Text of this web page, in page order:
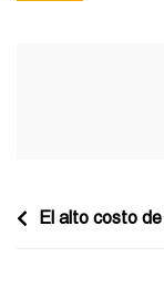
Navegación
El alto costo